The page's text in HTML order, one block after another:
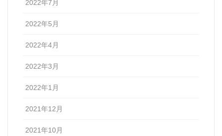
2022年7月
2022年5月
2022年4月
2022年3月
2022年1月
2021年12月
2021年10月